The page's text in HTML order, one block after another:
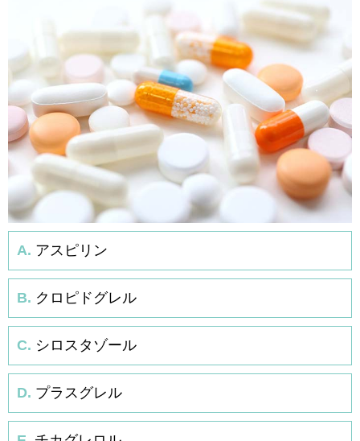
A. アスピリン
B. クロピドグレル
C. シロスタゾール
D. プラスグレル